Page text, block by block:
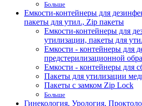
Больше
Емкости-контейнеры для
пакеты для утил., Zip пакеты
Емкости-контейнеры для
утилизации, пакеты для
Емкости - контейнеры для
предстерилизационной
Емкости - контейнеры для
Пакеты для утилизации
Пакеты с замком Zip Lock
Больше
Гинекология, Урология,